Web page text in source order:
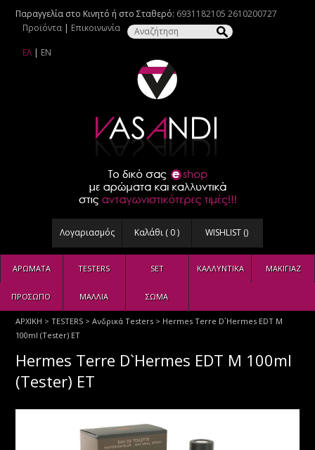
Παραγγελία στο Κινητό ή στο Σταθερό: 6931182105 2610200727
Προϊόντα | Επικοινωνία
ΕΛ | EN
Λογαριασμός Καλάθι ( 0) WISHLIST ()
ΑΡΩΜΑΤΑ TESTERS SET ΚΑΛΛΥΝΤΙΚΑ ΜΑΚΙΓΙΑΖ
ΠΡΟΣΩΠΟ ΜΑΛΛΙΑ ΣΩΜΑ
ΑΡΧΙΚΗ >TESTERS >Ανδρικά Testers > Hermes Terre D`Hermes EDT M
100ml (Tester) ET
Hermes Terre D`Hermes EDT M 100ml
(Tester) ET